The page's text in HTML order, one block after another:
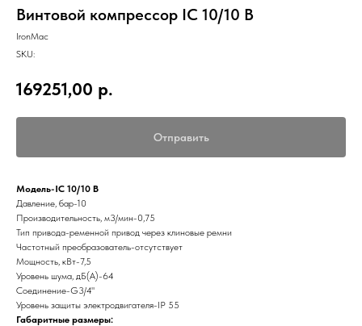
Винтовой компрессор IC 10/10 B
IronMac
SKU:
169251,00 р.
Отправить
Модель-IC 10/10 B
Давление, бар-10
Производительность, м3/мин-0,75
Тип привода-ременной привод через клиновые ремни
Частотный преобразователь-отсутствует
Мощность, кВт-7,5
Уровень шума, дБ(А)-64
Соединение-G3/4"
Уровень защиты электродвигателя-IP 55
Габаритные размеры: